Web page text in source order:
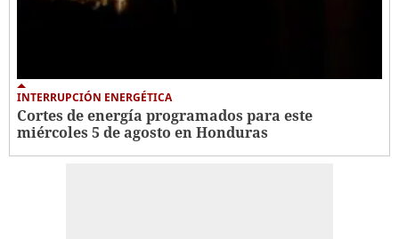
INTERRUPCIÓN ENERGÉTICA
Cortes de energía programados para este
miércoles 5 de agosto en Honduras